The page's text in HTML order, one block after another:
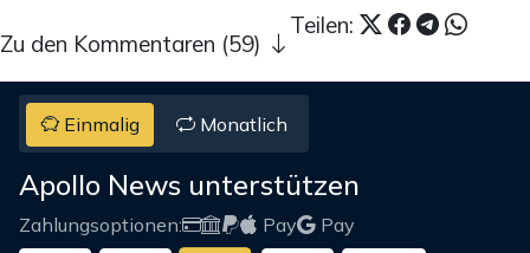
Teilen:
Zu den Kommentaren (59)
Einmalig Monatlich
Apollo News unterstützen
Zahlungsoptionen: Pay
Pay